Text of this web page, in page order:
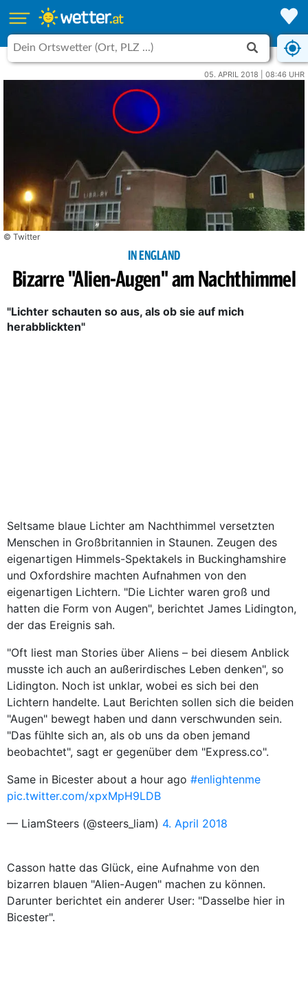
05. APRIL 2018 | 08:46 UHR
© Twitter
IN ENGLAND
Bizarre "Alien-Augen" am Nachthimmel
"Lichter schauten so aus, als ob sie auf mich
herabblickten"
Seltsame blaue Lichter am Nachthimmel versetzten
Menschen in Großbritannien in Staunen. Zeugen des
eigenartigen Himmels-Spektakels in Buckinghamshire
und Oxfordshire machten Aufnahmen von den
eigenartigen Lichtern. "Die Lichter waren groß und
hatten die Form von Augen", berichtet James Lidington,
der das Ereignis sah.
"Oft liest man Stories über Aliens – bei diesem Anblick
musste ich auch an außerirdisches Leben denken", so
Lidington. Noch ist unklar, wobei es sich bei den
Lichtern handelte. Laut Berichten sollen sich die beiden
"Augen" bewegt haben und dann verschwunden sein.
"Das fühlte sich an, als ob uns da oben jemand
beobachtet", sagt er gegenüber dem "Express.co".
Same in Bicester about a hour ago #enlightenme
pic.twitter.com/xpxMpH9LDB
— LiamSteers (@steers_liam) 4. April 2018
Casson hatte das Glück, eine Aufnahme von den
bizarren blauen "Alien-Augen" machen zu können.
Darunter berichtet ein anderer User: "Dasselbe hier in
Bicester".